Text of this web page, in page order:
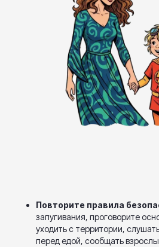
Повторите правила
запугивания, проговорите
уходить с территории,
перед едой, сообщать